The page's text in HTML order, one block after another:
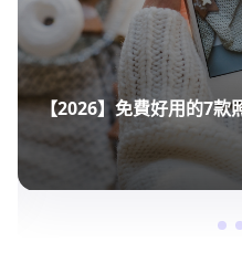
【2026】免費好用的7款